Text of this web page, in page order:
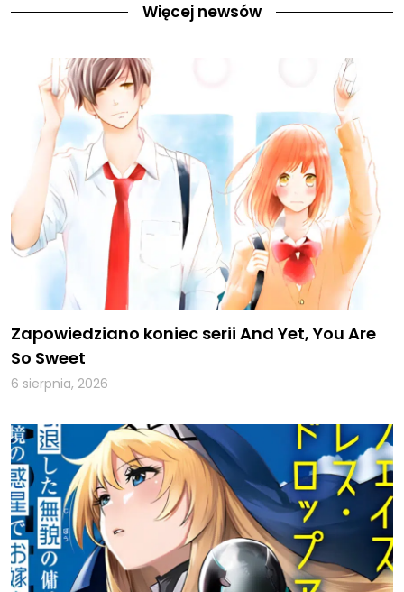
Więcej newsów
Zapowiedziano koniec serii And Yet, You Are
So Sweet
6 sierpnia, 2026